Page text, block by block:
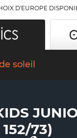
D'EUROPE
soleil
73)